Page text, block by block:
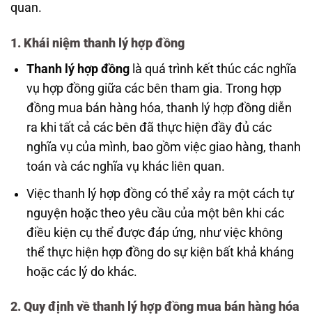
quan.
1. Khái niệm thanh lý hợp đồng
Thanh lý hợp đồnglà quá trình kết thúc các nghĩa
vụ hợp đồng giữa các bên tham gia. Trong hợp
đồng mua bán hàng hóa, thanh lý hợp đồng diễn
ra khi tất cả các bên đã thực hiện đầy đủ các
nghĩa vụ của mình, bao gồm việc giao hàng, thanh
toán và các nghĩa vụ khác liên quan.
Việc thanh lý hợp đồng có thể xảy ra một cách tự
nguyện hoặc theo yêu cầu của một bên khi các
điều kiện cụ thể được đáp ứng, như việc không
thể thực hiện hợp đồng do sự kiện bất khả kháng
hoặc các lý do khác.
2. Quy định về thanh lý hợp đồng mua bán hàng hóa